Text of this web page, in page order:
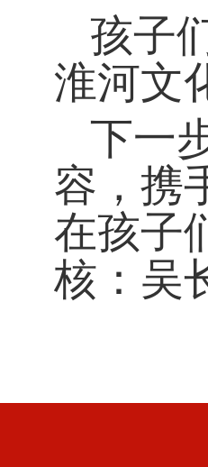
孩子
淮河文
下一
容，携
在孩子
核：吴